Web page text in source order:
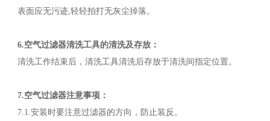
表面应无污迹,轻轻拍打无灰尘掉落。
6.空气过滤器清洗工具的清洗及存放：
清洗工作结束后，清洗工具清洗后存放于清洗间指定位置。
7.空气过滤器注意事项：
7.1.安装时要注意过滤器的方向，防止装反。